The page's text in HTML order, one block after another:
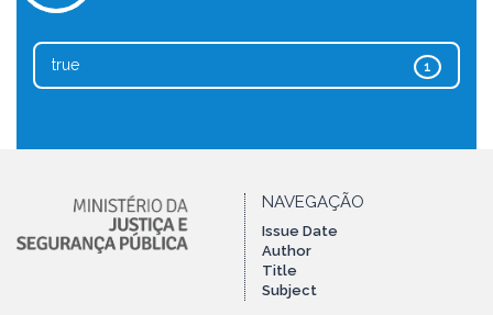
1
true
NAVEGAÇÃO
Issue Date
Author
Title
Subject